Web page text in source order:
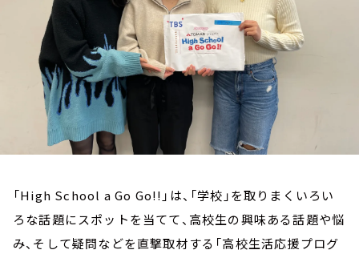
「High School a Go Go!!」は、「学校」を取りまくいろい
ろな話題にスポットを当てて、高校生の興味ある話題や悩
み、そして疑問などを直撃取材する「高校生活応援プログ